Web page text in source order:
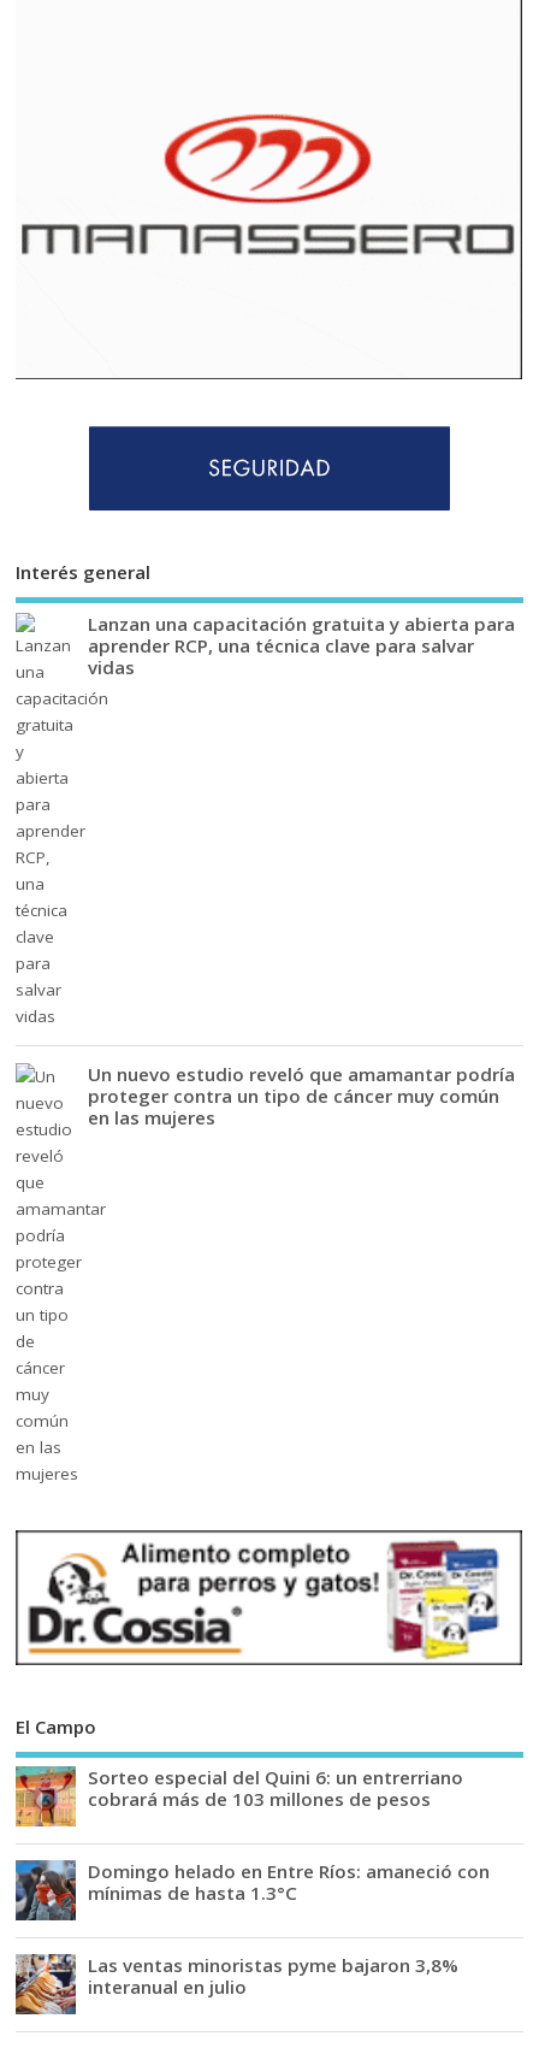
Interés general
Lanzan una capacitación gratuita y abierta para
aprender RCP, una técnica clave para salvar
vidas
Un nuevo estudio reveló que amamantar podría
proteger contra un tipo de cáncer muy común
en las mujeres
El Campo
Sorteo especial del Quini 6: un entrerriano
cobrará más de 103 millones de pesos
Domingo helado en Entre Ríos: amaneció con
mínimas de hasta 1.3°C
Las ventas minoristas pyme bajaron 3,8%
interanual en julio